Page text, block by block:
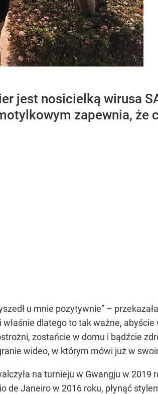
jest nosicielką wirusa
zapewnia, że
u mnie pozytywnie” –
dlatego to tak ważne,
zostańcie w domu i bądźcie
wideo, w którym mówi już w
na turnieju w Gwangju w
de Janeiro w 2016 roku, płynąć